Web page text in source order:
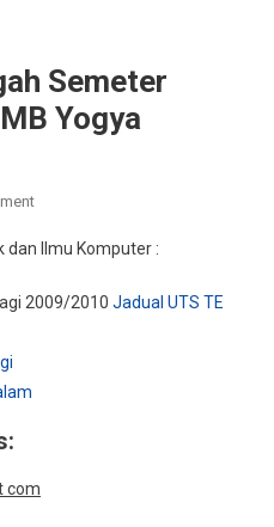
Semeter
Yogya
On
Ujian
Semeter
dan Ilmu Komputer :
2009/2010 Jadual UTS TE
com